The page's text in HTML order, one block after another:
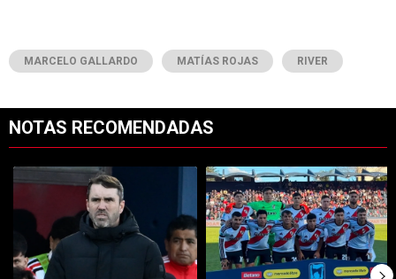
MARCELO GALLARDO MATÍAS ROJAS RIVER
NOTAS RECOMENDADAS
Un artículo de tendencia con el título "Coudet tras la derrota ante
Un artículo de tendencia con el